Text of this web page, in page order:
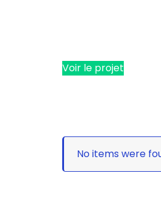
Voir le projet
No items were